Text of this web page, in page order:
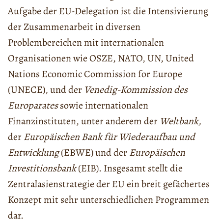
Aufgabe der EU-Delegation ist die Intensivierung
der Zusammenarbeit in diversen
Problembereichen mit internationalen
Organisationen wie OSZE, NATO, UN, United
Nations Economic Commission for Europe
(UNECE), und der Venedig-Kommission des
Europaratessowie internationalen
Finanzinstituten, unter anderem der Weltbank,
derEuropäischen Bank für Wiederaufbau und
Entwicklung(EBWE) und derEuropäischen
Investitionsbank(EIB). Insgesamt stellt die
Zentralasienstrategie der EU ein breit gefächertes
Konzept mit sehr unterschiedlichen Programmen
dar.